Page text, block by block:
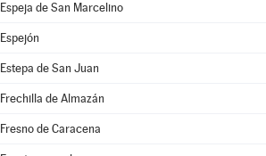
Espeja de San Marcelino
Espejón
Estepa de San Juan
Frechilla de Almazán
Fresno de Caracena